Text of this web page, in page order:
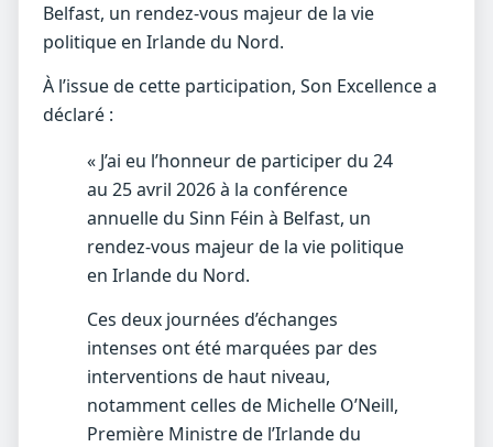
Belfast, un rendez-vous majeur de la vie
politique en Irlande du Nord.
À l’issue de cette participation, Son Excellence a
déclaré :
« J’ai eu l’honneur de participer du 24
au 25 avril 2026 à la conférence
annuelle du Sinn Féin à Belfast, un
rendez-vous majeur de la vie politique
en Irlande du Nord.
Ces deux journées d’échanges
intenses ont été marquées par des
interventions de haut niveau,
notamment celles de Michelle O’Neill,
Première Ministre de l’Irlande du